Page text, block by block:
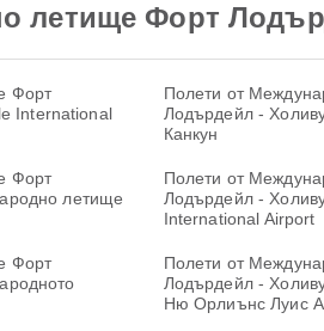
летище Форт
Форт
International
Полети от
Лодърдейл -
Канкун
Форт
летище
Полети от
Лодърдейл -
International Airport
Форт
Полети от
Лодърдейл -
Ню Орлиънс Луис